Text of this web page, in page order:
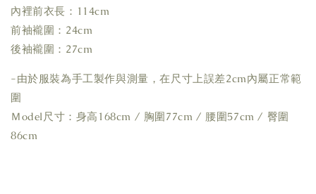
內裡前衣長：114cm
前袖襱圍：24cm
後袖襱圍：27cm
-由於服裝為手工製作與測量，在尺寸上誤差2cm內屬正常範
圍
Ｍodel尺寸：身高168cm / 胸圍77cm / 腰圍57cm / 臀圍
86cm